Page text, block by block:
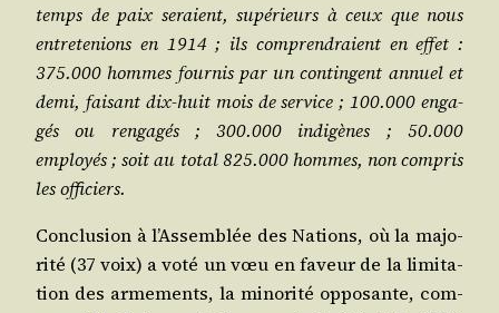
temps de paix seraient, supé­rieurs à ceux que nous
entre­te­nions en 1914 ; ils com­pren­draient en effet :
375.000 hommes four­nis par un contin­gent annuel et
demi, fai­sant dix-huit mois de ser­vice ; 100.000 enga­
gés ou ren­ga­gés ; 300.000 indi­gènes ; 50.000
employés ; soit au total 825.000 hommes, non com­pris
les officiers.
Conclu­sion à l’Assemblée des Nations, où la majo­
ri­té (37 voix) a voté un vœu en faveur de la limi­ta­
tion des arme­ments, la mino­ri­té oppo­sante, com­